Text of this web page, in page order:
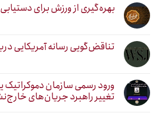
بهره‌گیری از ورزش برای
تناقض‌گویی رسانه آمریکایی
ورود رسمی سازمان دموکراتیک
تغییر راهبرد جریان‌های